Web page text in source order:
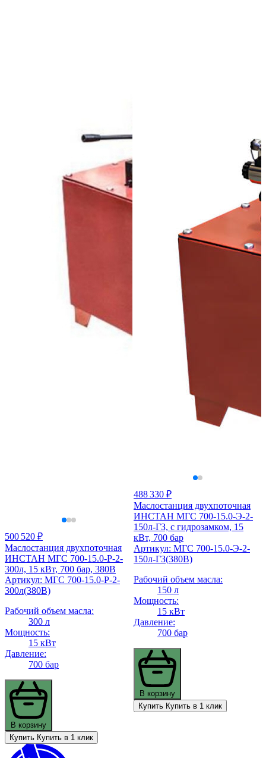
500 520 ₽
Маслостанция двухпоточная
ИНСТАН МГС 700-15.0-Р-2-
300л, 15 кВт, 700 бар, 380В
Артикул: МГС 700-15.0-Р-2-
300л(380В)
Рабочий объем масла:
300 л
Мощность:
15 кВт
Давление:
700 бар
В корзину
Купить Купить в 1 клик
488 330 ₽
Маслостанция двухпоточная
ИНСТАН МГС 700-15.0-Э-2-
150л-ГЗ, с гидрозамком, 15
кВт, 700 бар
Артикул: МГС 700-15.0-Э-2-
150л-ГЗ(380В)
Рабочий объем масла:
150 л
Мощность:
15 кВт
Давление:
700 бар
В корзину
Купить Купить в 1 клик